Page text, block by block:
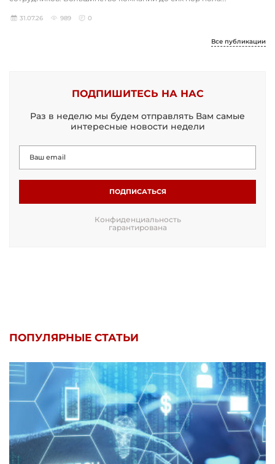
31.07.26 989 0
Все публикации
ПОДПИШИТЕСЬ НА НАС
Раз в неделю мы будем отправлять Вам самые
интересные новости недели
ПОДПИСАТЬСЯ
Конфиденциальность
гарантирована
ПОПУЛЯРНЫЕ СТАТЬИ